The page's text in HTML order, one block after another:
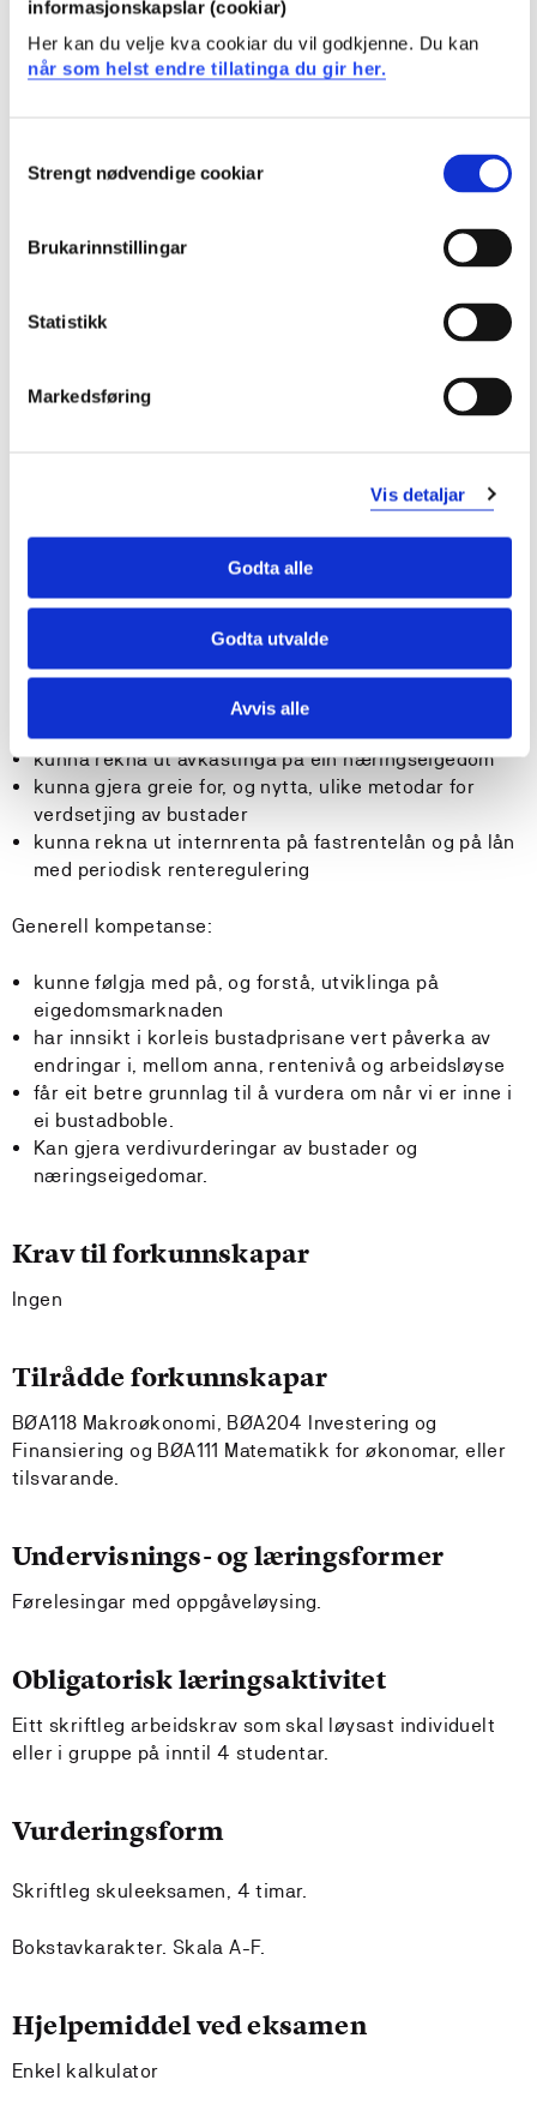
informasjonskapslar (cookiar)
Her kan du velje kva cookiar du vil godkjenne. Du kan
når som helst endre tillatinga du gir her.
Selection
Strengt nødvendige cookiar
Brukarinnstillingar
Statistikk
Markedsføring
Vis detaljar
Godta alle
Godta utvalde
Avvis alle
typar av lån med periodevis renteregulering med
høvesvis rentetak og tak på terminbeløpet.
Kunnskapar:
forstå kva for makroøkonomiske storleikar som
påverkar omsetnaden og prisen på bustader og
Forstå den historiske utviklinga i bustadprisane
Kjenna til korleis ein fastset avkastingskravet og
Kunna analysera korleis endringar i
makroøkonomiske storleikar som m.a. rente,
arbeidsløyse, sysselsetjing, inflasjon og forventningar
Kunna gjera greie for kva faktorar som høvesvis
skapar ein bustadboble og eit bustadkrakk.
Kunna gjera greie for kva styresmaktene kan gjera
kunna rekna ut avkastinga på ein næringseigedom
kunna gjera greie for, og nytta, ulike metodar for
verdsetjing av bustader
kunna rekna ut internrenta på fastrentelån og på lån
med periodisk renteregulering
Generell kompetanse:
kunne følgja med på, og forstå, utviklinga på
eigedomsmarknaden
har innsikt i korleis bustadprisane vert påverka av
endringar i, mellom anna, rentenivå og arbeidsløyse
får eit betre grunnlag til å vurdera om når vi er inne i
ei bustadboble.
Kan gjera verdivurderingar av bustader og
næringseigedomar.
Krav til forkunnskapar
Ingen
Tilrådde forkunnskapar
BØA118 Makroøkonomi, BØA204 Investering og
Finansiering og BØA111 Matematikk for økonomar, eller
tilsvarande.
Undervisnings- og læringsformer
Førelesingar med oppgåveløysing.
Obligatorisk læringsaktivitet
Eitt skriftleg arbeidskrav som skal løysast individuelt
eller i gruppe på inntil 4 studentar.
Vurderingsform
Skriftleg skuleeksamen, 4 timar.
Bokstavkarakter. Skala A-F.
Hjelpemiddel ved eksamen
Enkel kalkulator